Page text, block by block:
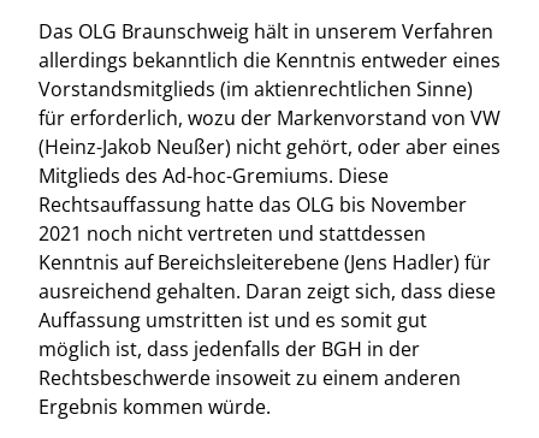
Das OLG Braunschweig hält in unserem Verfahren
allerdings bekanntlich die Kenntnis entweder eines
Vorstandsmitglieds (im aktienrechtlichen Sinne)
für erforderlich, wozu der Markenvorstand von VW
(Heinz-Jakob Neußer) nicht gehört, oder aber eines
Mitglieds des Ad-hoc-Gremiums. Diese
Rechtsauffassung hatte das OLG bis November
2021 noch nicht vertreten und stattdessen
Kenntnis auf Bereichsleiterebene (Jens Hadler) für
ausreichend gehalten. Daran zeigt sich, dass diese
Auffassung umstritten ist und es somit gut
möglich ist, dass jedenfalls der BGH in der
Rechtsbeschwerde insoweit zu einem anderen
Ergebnis kommen würde.